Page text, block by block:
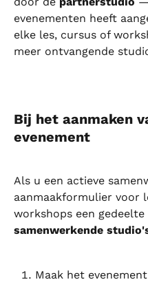
evenementen heeft
elke les, cursus of
meer ontvangende
Bij het aanmaken
evenement
Als u een actieve
aanmaakformulier voor
workshops een gedeelte
samenwerkende
Maak het